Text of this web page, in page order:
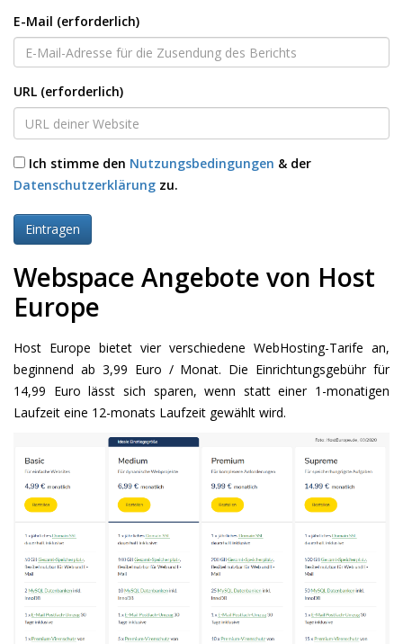
E-Mail (erforderlich)
URL (erforderlich)
Ich stimme den Nutzungsbedingungen & der
Datenschutzerklärung zu.
Webspace Angebote von Host
Europe
Host Europe bietet vier verschiedene WebHosting-Tarife an,
beginnend ab 3,99 Euro / Monat. Die Einrichtungsgebühr für
14,99 Euro lässt sich sparen, wenn statt einer 1-monatigen
Laufzeit eine 12-monats Laufzeit gewählt wird.